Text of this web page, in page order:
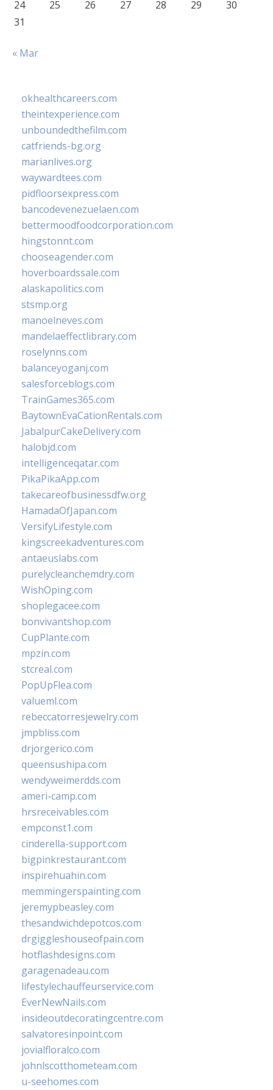
24 25 26 27 28 29
30
31
« Mar
okhealthcareers.com
theintexperience.com
unboundedthefilm.com
catfriends-bg.org
marianlives.org
waywardtees.com
pidfloorsexpress.com
bancodevenezuelaen.com
bettermoodfoodcorporation.com
hingstonnt.com
chooseagender.com
hoverboardssale.com
alaskapolitics.com
stsmp.org
manoelneves.com
mandelaeffectlibrary.com
roselynns.com
balanceyoganj.com
salesforceblogs.com
TrainGames365.com
BaytownEvaCationRentals.com
JabalpurCakeDelivery.com
halobjd.com
intelligenceqatar.com
PikaPikaApp.com
takecareofbusinessdfw.org
HamadaOfJapan.com
VersifyLifestyle.com
kingscreekadventures.com
antaeuslabs.com
purelycleanchemdry.com
WishOping.com
shoplegacee.com
bonvivantshop.com
CupPlante.com
mpzin.com
stcreal.com
PopUpFlea.com
valueml.com
rebeccatorresjewelry.com
jmpbliss.com
drjorgerico.com
queensushipa.com
wendyweimerdds.com
ameri-camp.com
hrsreceivables.com
empconst1.com
cinderella-support.com
bigpinkrestaurant.com
inspirehuahin.com
memmingerspainting.com
jeremypbeasley.com
thesandwichdepotcos.com
drgiggleshouseofpain.com
hotflashdesigns.com
garagenadeau.com
lifestylechauffeurservice.com
EverNewNails.com
insideoutdecoratingcentre.com
salvatoresinpoint.com
jovialfloralco.com
johnlscotthometeam.com
u-seehomes.com